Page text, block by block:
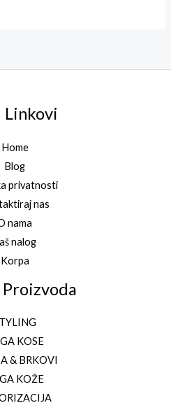
Linkovi
Home
Blog
privatnosti
nas
nama
nalog
Korpa
KOSE
& BRKOVI
KOŽE